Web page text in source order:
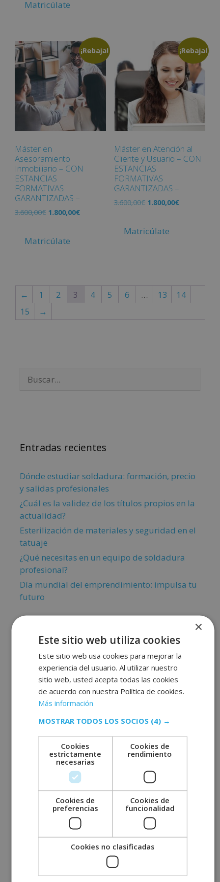
Matricúlate
¡Rebaja!
Máster en
Asesoramiento
Inmobiliario – CON
ESTANCIAS
FORMATIVAS
GARANTIZADAS –
3.600,00€ 1.800,00€
Matricúlate
¡Rebaja!
Máster en Atención al
Cliente y Usuario – CON
ESTANCIAS
FORMATIVAS
GARANTIZADAS –
3.600,00€ 1.800,00€
Matricúlate
← 1 2 3 4 5 6 … 13
14
15
→
Entradas recientes
Dónde estudiar soldadura: formación, precio
y salidas profesionales
¿Cuál es la validez de los títulos propios en la
actualidad?
Esterilización de materiales y seguridad en el
tatuaje
¿Qué necesitas en un equipo de soldadura
profesional?
Día mundial del emprendimiento: impulsa tu
futuro
Comentarios recientes
Archivos
mayo 2026
abril 2026
diciembre 2025
×
Este sitio web utiliza cookies
Este sitio web usa cookies para mejorar la
experiencia del usuario. Al utilizar nuestro
sitio web, usted acepta todas las cookies
de acuerdo con nuestra Política de cookies.
Más información
MOSTRAR TODOS LOS SOCIOS (4) →
Cookies
estrictamente
necesarias
Cookies de
rendimiento
Cookies de
preferencias
Cookies de
funcionalidad
Cookies no clasificadas